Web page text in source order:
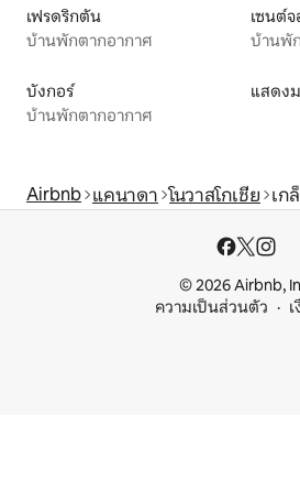
เฟรดริกตัน
บ้านพักตากอากาศ
เซนต์
บ้านพั
บังกอร์
บ้านพักตากอากาศ
แสดง
Airbnb แคนาดา โนวาสโกเชีย เก
© 2026 Airbnb,
ความเป็นส่วนตัว